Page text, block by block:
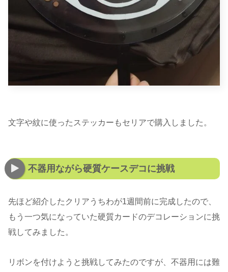
文字や紋に使ったステッカーもセリアで購入しました。
不器用ながら硬質ケースデコに挑戦
先ほど紹介したクリアうちわが1週間前に完成したので、
もう一つ気になっていた硬質カードのデコレーションに挑
戦してみました。
リボンを付けようと挑戦してみたのですが、不器用には難